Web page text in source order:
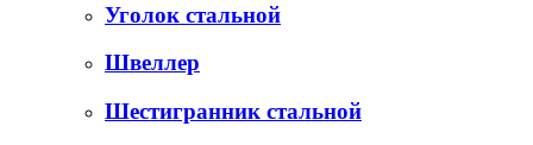
Уголок стальной
Швеллер
Шестигранник стальной